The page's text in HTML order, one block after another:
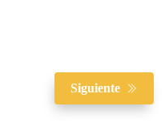
Siguiente